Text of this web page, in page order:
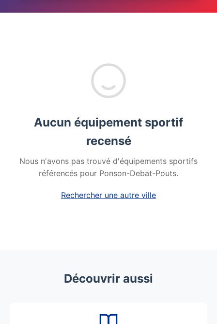
Aucun équipement sportif
recensé
Nous n'avons pas trouvé d'équipements sportifs
référencés pour Ponson-Debat-Pouts.
Rechercher une autre ville
Découvrir aussi